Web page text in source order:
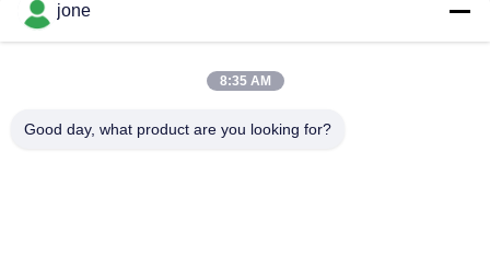
Υψηλός ακρίβειας μανδρών τύπων μετρητής pH Ortable
ψηφιακός για το νερό, μέγεθος 20*27mm
Ηλεκτρονικός ψηφιακός μετρητής pH υψηλής ακρίβειας για
jone
8:35 AM
Good day, what product are you looking for?